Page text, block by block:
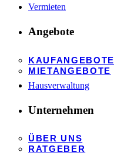
Vermieten
Angebote
KAUFANGEBOTE
MIETANGEBOTE
Hausverwaltung
Unternehmen
ÜBER UNS
RATGEBER